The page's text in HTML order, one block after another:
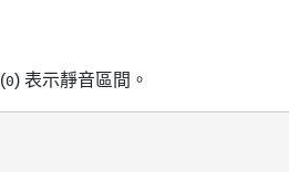
(0) 表示靜音區間。